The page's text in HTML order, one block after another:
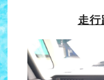
走行